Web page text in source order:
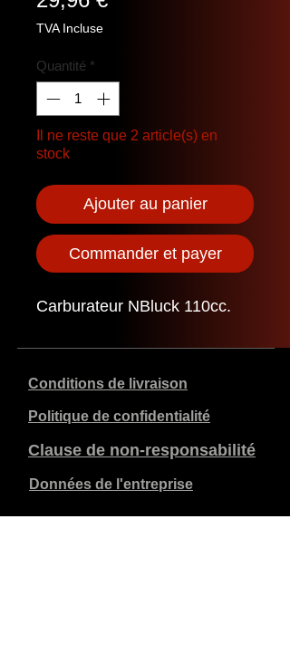
TVA Incluse
Quantité *
Il ne reste que 2 article(s) en
stock
Ajouter au panier
Commander et payer
Carburateur NBluck 110cc.
Conditions de livraison
Politique de confidentialité
Clause de non-responsabilité
Données de l'entreprise